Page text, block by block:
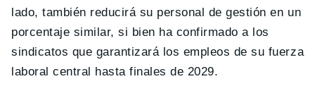
lado, también reducirá su personal de gestión en un
porcentaje similar, si bien ha confirmado a los
sindicatos que garantizará los empleos de su fuerza
laboral central hasta finales de 2029.